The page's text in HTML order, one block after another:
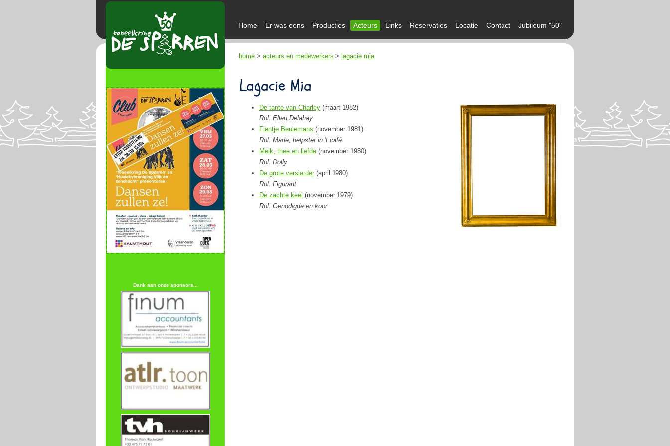
Home Er was eens Producties Acteurs Links Reservaties Locatie Contact Jubileum "50"
home > acteurs en medewerkers > lagacie mia
Dank aan onze sponsors...
Lagacie Mia
De tante van Charley (maart 1982)
Rol: Ellen Delahay
Fientje Beulemans (november 1981)
Rol: Marie, helpster in 't café
Melk, thee en liefde (november 1980)
Rol: Dolly
De grote versierder(april 1980)
Rol: Figurant
De zachte keel (november 1979)
Rol: Genodigde en koor